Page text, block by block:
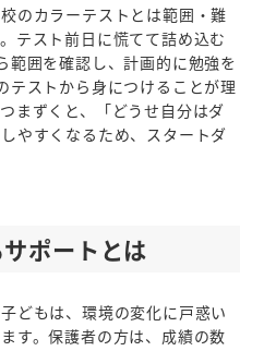
のカラーテストとは範囲・難
テスト前日に慌てて詰め込む
範囲を確認し、計画的に勉強を
テストから身につけることが理
まずくと、「どうせ自分はダ
やすくなるため、スタートダ
ポートとは
どもは、環境の変化に戸惑い
す。保護者の方は、成績の数